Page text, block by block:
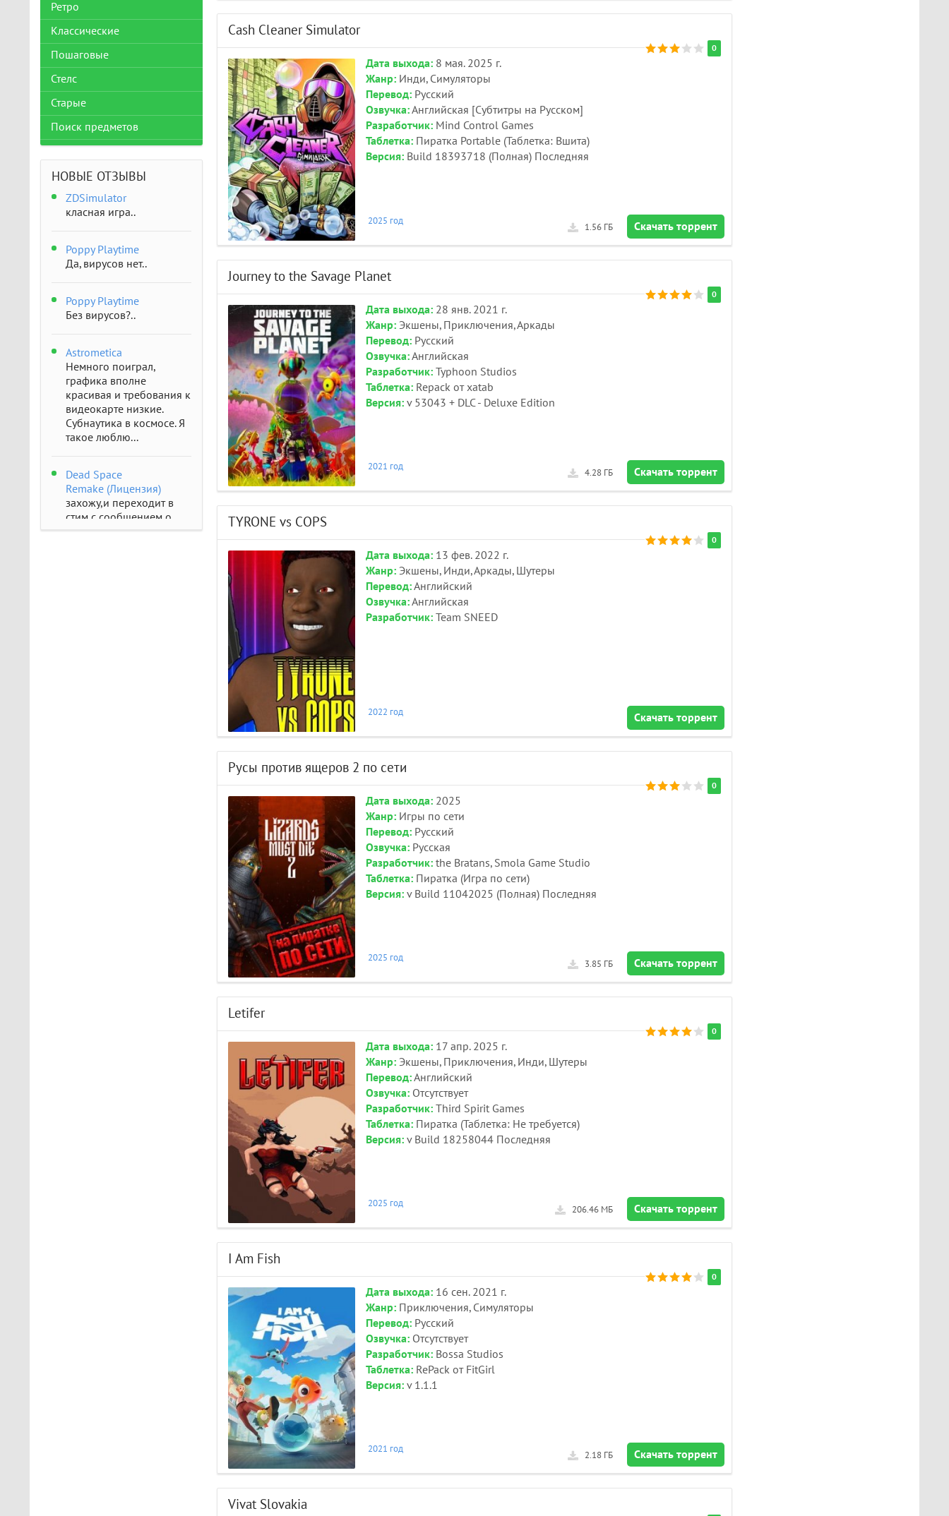
Cash Cleaner Simulator
0
Дата выхода:8 мая. 2025 г.
Жанр:Инди, Симуляторы
Перевод:Русский
Озвучка:Английская [Субтитры на Русском]
Разработчик:Mind Control Games
Таблетка:Пиратка Portable (Таблетка: Вшита)
Версия:Build 18393718 (Полная) Последняя
Скачать торрент
1.56 ГБ
2025 год
Journey to the Savage Planet
0
Дата выхода:28 янв. 2021 г.
Жанр:Экшены, Приключения, Аркады
Перевод:Русский
Озвучка:Английская
Разработчик:Typhoon Studios
Таблетка:Repack от xatab
Версия:v 53043 + DLC - Deluxe Edition
Скачать торрент
4.28 ГБ
2021 год
TYRONE vs COPS
0
Дата выхода:13 фев. 2022 г.
Жанр:Экшены, Инди, Аркады, Шутеры
Перевод:Английский
Озвучка:Английская
Разработчик:Team SNEED
Скачать торрент
2022 год
Русы против ящеров 2 по сети
0
Дата выхода:2025
Жанр:Игры по сети
Перевод:Русский
Озвучка:Русская
Разработчик:the Bratans, Smola Game Studio
Таблетка:Пиратка (Игра по сети)
Версия:v Build 11042025 (Полная) Последняя
Скачать торрент
3.85 ГБ
2025 год
Letifer
0
Дата выхода:17 апр. 2025 г.
Жанр:Экшены, Приключения, Инди, Шутеры
Перевод:Английский
Озвучка:Отсутствует
Разработчик:Third Spirit Games
Таблетка:Пиратка (Таблетка: Не требуется)
Версия:v Build 18258044 Последняя
Скачать торрент
206.46 МБ
2025 год
I Am Fish
0
Дата выхода:16 сен. 2021 г.
Жанр:Приключения, Симуляторы
Перевод:Русский
Озвучка:Отсутствует
Разработчик:Bossa Studios
Таблетка:RePack от FitGirl
Версия:v 1.1.1
Скачать торрент
2.18 ГБ
2021 год
Vivat Slovakia
Ретро
Классические
Пошаговые
Стелс
Старые
Поиск предметов
НОВЫЕ ОТЗЫВЫ
ZDSimulator
класная игра..
Poppy Playtime
Да, вирусов нет..
Poppy Playtime
Без вирусов?..
Astrometica
Немного поиграл,
графика вполне
красивая и требования к
видеокарте низкие.
Субнаутика в космосе. Я
такое люблю...
Dead Space
Remake (Лицензия)
захожу,и переходит в
стим с сообщением о
отсутствии..